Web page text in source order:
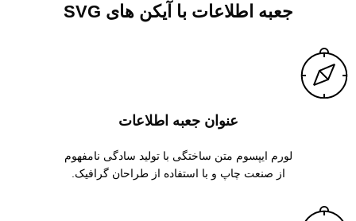
جعبه اطلاعات با آیکن های SVG
عنوان جعبه اطلاعات
لورم ایپسوم متن ساختگی با تولید سادگی نامفهوم
از صنعت چاپ و با استفاده از طراحان گرافیک.